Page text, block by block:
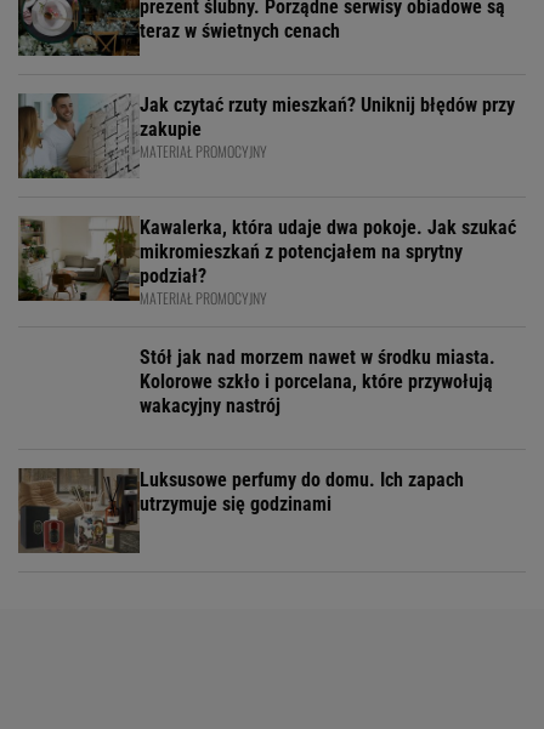
prezent ślubny. Porządne serwisy obiadowe są
teraz w świetnych cenach
Jak czytać rzuty mieszkań? Uniknij błędów przy
zakupie
MATERIAŁ PROMOCYJNY
Kawalerka, która udaje dwa pokoje. Jak szukać
mikromieszkań z potencjałem na sprytny
podział?
MATERIAŁ PROMOCYJNY
Stół jak nad morzem nawet w środku miasta.
Kolorowe szkło i porcelana, które przywołują
wakacyjny nastrój
Luksusowe perfumy do domu. Ich zapach
utrzymuje się godzinami